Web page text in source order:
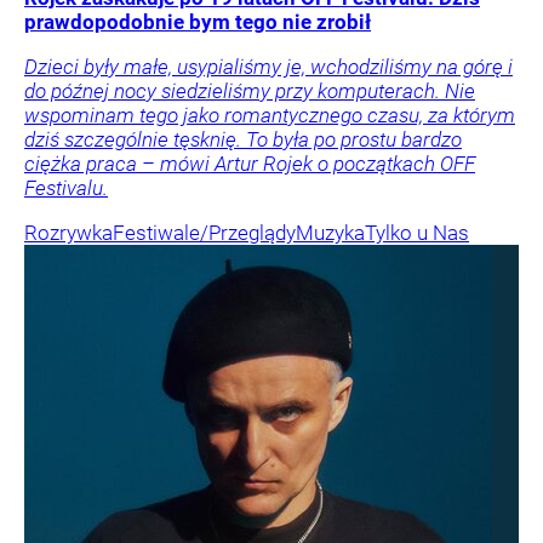
prawdopodobnie bym tego nie zrobił
Dzieci były małe, usypialiśmy je, wchodziliśmy na górę i
do późnej nocy siedzieliśmy przy komputerach. Nie
wspominam tego jako romantycznego czasu, za którym
dziś szczególnie tęsknię. To była po prostu bardzo
ciężka praca – mówi Artur Rojek o początkach OFF
Festivalu.
RozrywkaFestiwale/PrzeglądyMuzykaTylko u Nas